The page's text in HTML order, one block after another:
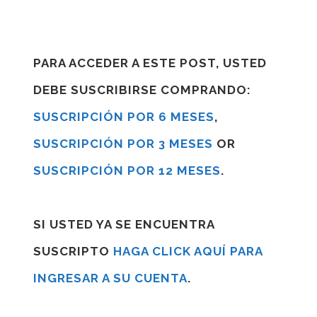
PARA ACCEDER A ESTE POST, USTED
DEBE SUSCRIBIRSE COMPRANDO:
SUSCRIPCIÓN POR 6 MESES,
SUSCRIPCIÓN POR 3 MESES OR
SUSCRIPCIÓN POR 12 MESES.
SI USTED YA SE ENCUENTRA
SUSCRIPTO HAGA CLICK AQUÍ PARA
INGRESAR A SU CUENTA.